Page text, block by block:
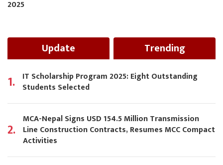
2025
Update Trending
1. IT Scholarship Program 2025: Eight Outstanding
Students Selected
2.
MCA-Nepal Signs USD 154.5 Million Transmission
Line Construction Contracts, Resumes MCC Compact
Activities